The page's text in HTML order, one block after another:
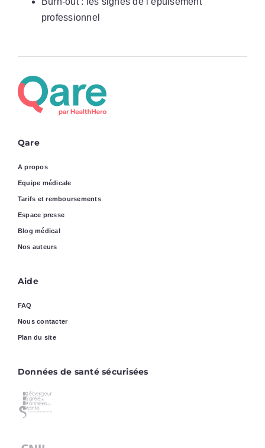
professionnel
Qare
A propos
Equipe médicale
Tarifs et remboursements
Espace presse
Blog médical
Nos auteurs
Aide
FAQ
Nous contacter
Plan du site
Données de santé sécurisées